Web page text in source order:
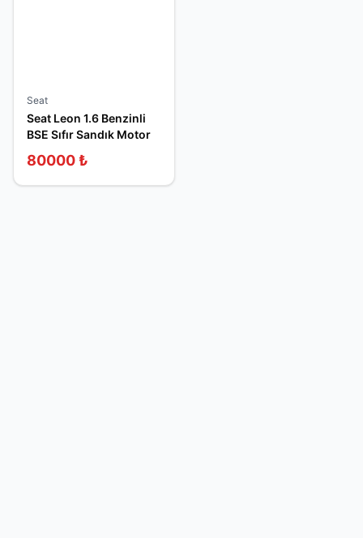
Seat
Seat Leon 1.6 Benzinli
BSE Sıfır Sandık Motor
80000 ₺